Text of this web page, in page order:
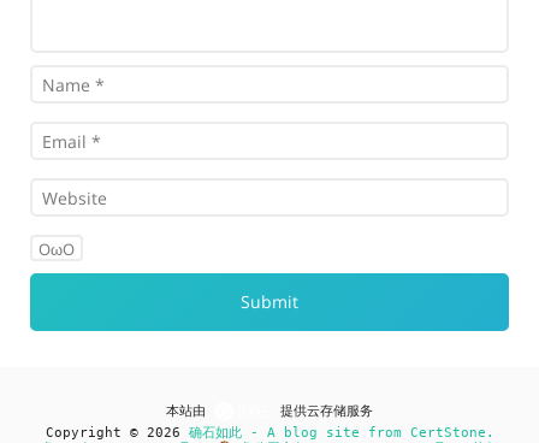
OωO
本站由
提供云存储服务
Copyright © 2026 确石如此 - A blog site from CertStone.